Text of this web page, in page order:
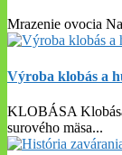
Mrazenie ovocia
Výroba klobás a
KLOBÁSA
surového mäsa...